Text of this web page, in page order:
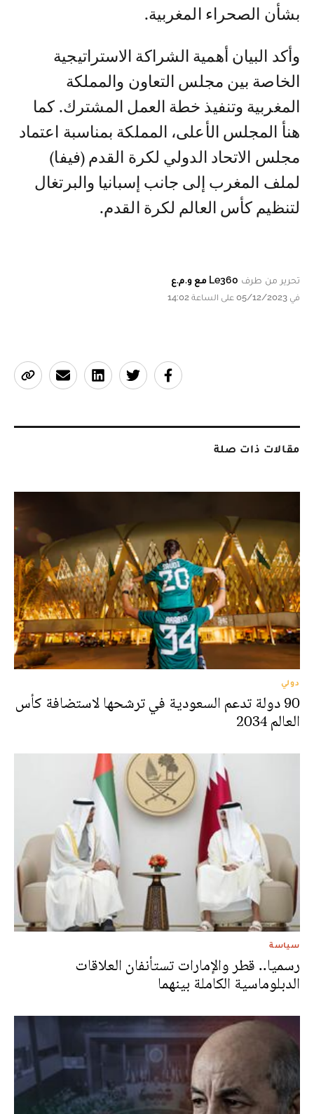
بشأن الصحراء المغربية.
وأكد البيان أهمية الشراكة الاستراتيجية
الخاصة بين مجلس التعاون والمملكة
المغربية وتنفيذ خطة العمل المشترك. كما
هنأ المجلس الأعلى، المملكة بمناسبة اعتماد
مجلس الاتحاد الدولي لكرة القدم (فيفا)
لملف المغرب إلى جانب إسبانيا والبرتغال
لتنظيم كأس العالم لكرة القدم.
تحرير من طرف Le360 مع و.م.ع
في 05/12/2023 على الساعة 14:02
مقالات ذات صلة
دولي
90 دولة تدعم السعودية في ترشحها لاستضافة كأس
العالم 2034
سياسة
رسميا.. قطر والإمارات تستأنفان العلاقات
الدبلوماسية الكاملة بينهما